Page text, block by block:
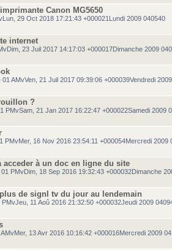
Canon MG5650
29 Oct 2018 17:21:43 +000021Lundi 2009 040540
internet
23 Juil 2017 14:17:03 +000017Dimanche 2009
01 AMvVen, 21 Juil 2017 09:39:06 +000039Vendredi
?
PMvSam, 21 Jan 2017 16:22:47 +000022Samedi 2009
PMvMer, 16 Nov 2016 23:54:11 +000054Mercredi 2009
acceder à un doc en ligne du site
01 PMvDim, 18 Sep 2016 19:32:43 +000032Dimanche
de signl tv du jour au lendemain
PMvJeu, 11 Aoû 2016 21:32:50 +000032Jeudi 2009
13 Avr 2016 10:16:42 +000016Mercredi 2009